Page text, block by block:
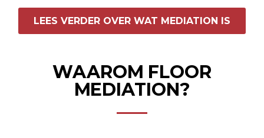
LEES VERDER OVER WAT MEDIATION IS
WAAROM FLOOR
MEDIATION?